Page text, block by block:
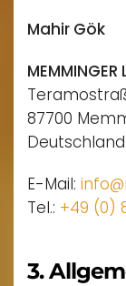
Mahir Gök
87700
Deutschland
E-Mail:
Tel.: +49 (0)
3.